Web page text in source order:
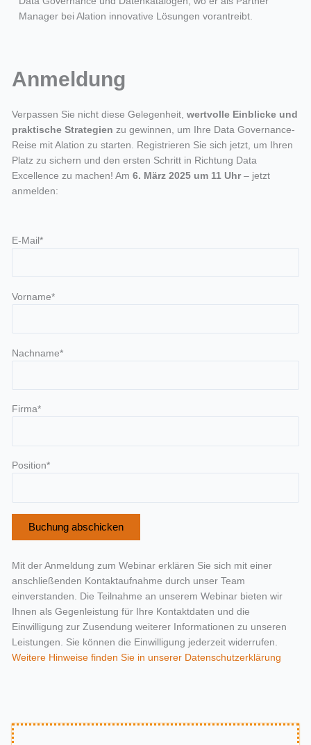
Manager bei Alation innovative Lösungen vorantreibt.
Anmeldung
Verpassen Sie nicht diese Gelegenheit, wertvolle Einblicke und
praktische Strategien zu gewinnen, um Ihre Data Governance-
Reise mit Alation zu starten. Registrieren Sie sich jetzt, um Ihren
Platz zu sichern und den ersten Schritt in Richtung Data
Excellence zu machen! Am 6. März 2025 um 11 Uhr– jetzt
anmelden:
E-Mail*
Vorname*
Nachname*
Firma*
Position*
Mit der Anmeldung zum Webinar erklären Sie sich mit einer
anschließenden Kontaktaufnahme durch unser Team
einverstanden. Die Teilnahme an unserem Webinar bieten wir
Ihnen als Gegenleistung für Ihre Kontaktdaten und die
Einwilligung zur Zusendung weiterer Informationen zu unseren
Leistungen. Sie können die Einwilligung jederzeit widerrufen.
Weitere Hinweise finden Sie in unserer Datenschutzerklärung